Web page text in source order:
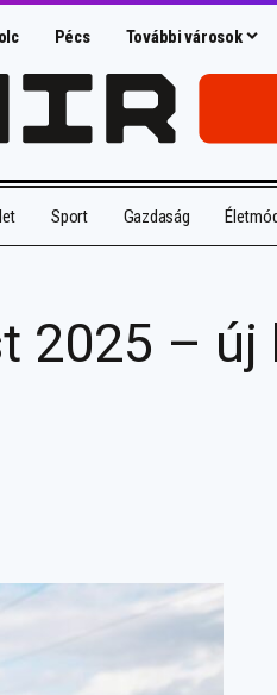
Pécs További városok
Sport Gazdaság
2025 –